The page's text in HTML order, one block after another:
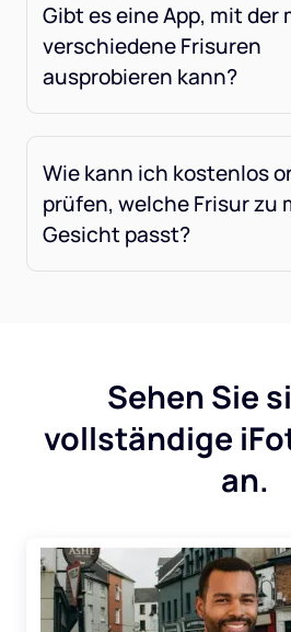
Gibt es eine App, mit der
verschiedene Frisuren
ausprobieren kann?
Wie kann ich kostenlos
prüfen, welche Frisur zu
Gesicht passt?
Sehen Sie
vollständige
an.